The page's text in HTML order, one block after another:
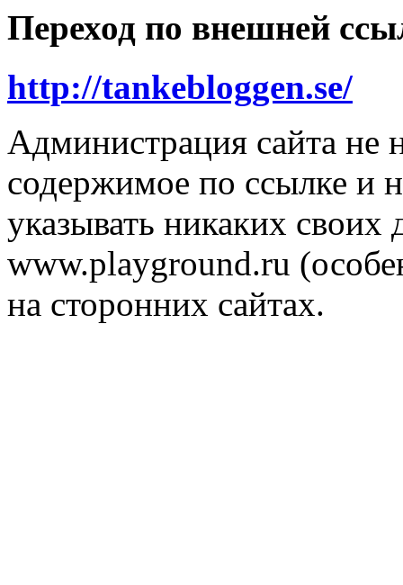
Переход по внешней
http://tankebloggen.se/
Администрация сайта не
содержимое по ссылке и
указывать никаких
www.playground.ru
на сторонних сайтах.